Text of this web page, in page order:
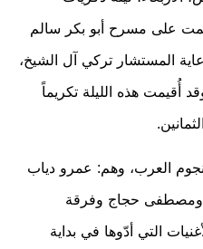
على مسرح أبو بكر سالم
المستشار تركي آل الشيخ،
أُقيمت هذه الليلة تكريماً
العرب، وهم: عمرو دياب
ومصطفى حجاج وفرقة
التي أدّوها في بداية